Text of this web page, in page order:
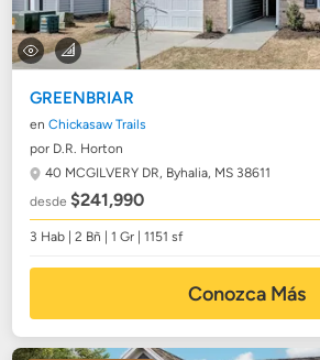
GREENBRIAR
enChickasaw Trails
por D.R. Horton
40 MCGILVERY DR, Byhalia, MS 38611
desde$241,990
3 Hab | 2 Bñ | 1 Gr | 1151 sf
Conozca Más